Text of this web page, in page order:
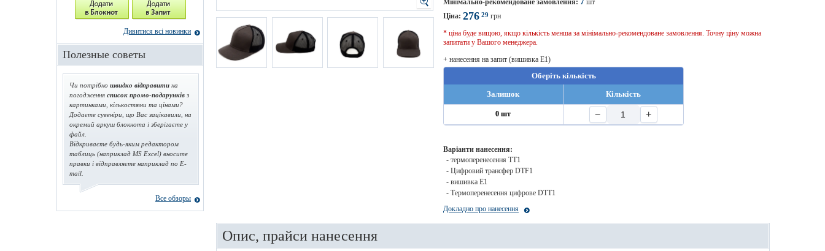
Мінімально-рекомендоване замовлення:
шт
Ціна: 276 29 грн
* ціна буде вищою, якщо кількість менша за мінімально-рекомендоване замовлення. Точну ціну можна
запитати у Вашого менеджера.
+ нанесення на запит (вишивка E1)
Оберіть кількість
Залишок
Кількість
0 шт − +
Варіанти нанесення:
- термоперенесення TT1
- Цифровий трансфер DTF1
- вишивка E1
- Термоперенесення цифрове DTT1
Докладно про нанесення
Опис, прайси нанесення
Дивитися всі новинки
Полезные советы
Чи потрібно швидко відправити на
погодження список промо-подарунків з
картинками, кількостями та цінами?
Додаєте сувеніри, що Вас зацікавили, на
окремий аркуш блокнота і зберігаєте у
файл.
Відкриваєте будь-яким редактором
таблиць (наприклад MS Excel) вносите
правки і відправляєте наприклад по E-
mail.
Все обзоры